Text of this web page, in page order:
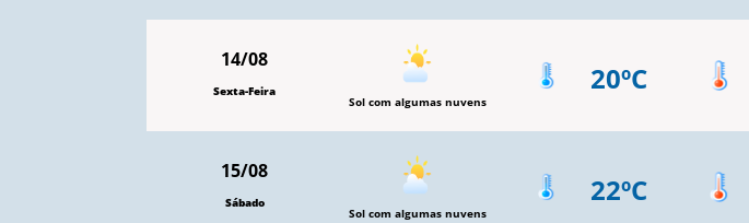
14/08
Sexta-Feira
Sol com algumas nuvens
20ºC
15/08
Sábado
Sol com algumas nuvens
22ºC